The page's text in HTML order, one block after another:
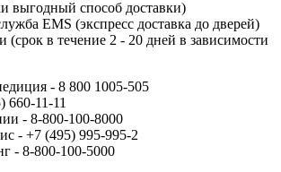
выгодный способ доставки)
EMS (экспресс доставка до дверей)
(срок в течение 2 - 20 дней в зависимости
- 8 800 1005-505
11-11
- 8-800-100-8000
- +7 (495) 995-995-2
- 8-800-100-5000